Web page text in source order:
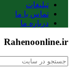
تبلیغات
تماس با ما
درباره ما
Rahenoonline.ir